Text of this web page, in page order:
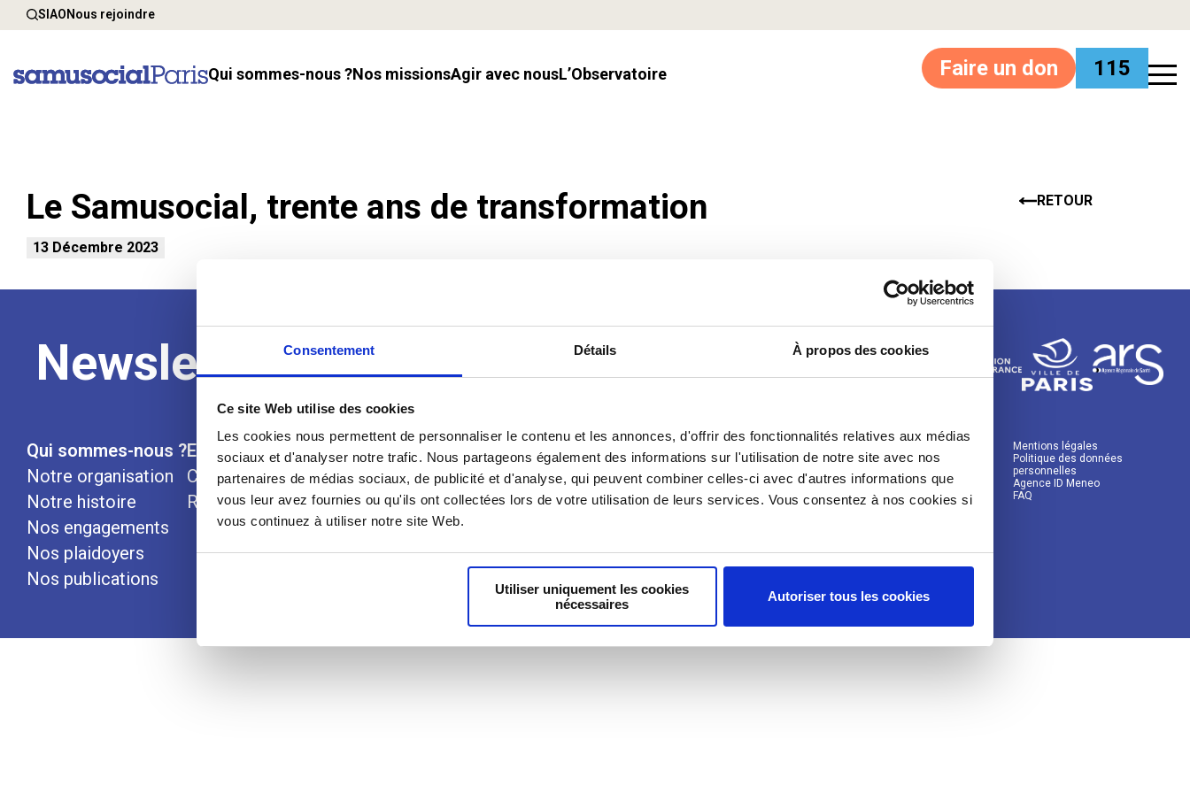
Consentement Détails À propos des cookies
Ce site Web utilise des cookies
Les cookies nous permettent de personnaliser le contenu et les annonces, d'offrir des fonctionnalités relatives aux médias
sociaux et d'analyser notre trafic. Nous partageons également des informations sur l'utilisation de notre site avec nos
partenaires de médias sociaux, de publicité et d'analyse, qui peuvent combiner celles-ci avec d'autres informations que
vous leur avez fournies ou qu'ils ont collectées lors de votre utilisation de leurs services. Vous consentez à nos cookies si
vous continuez à utiliser notre site Web.
Utiliser uniquement les cookies
nécessaires
Autoriser tous les cookies
SIAONous rejoindre
Qui sommes-nous ? Nos missions Agir avec nous l’Observatoire Faire un don 115
Le Samusocial, trente ans de transformation RETOUR
13 Décembre 2023
Newsletter
Qui sommes-nous ?
Notre organisation
Notre histoire
Nos engagements
Nos plaidoyers
Nos publications
Espace Presse
Communiqués
Revues de presse
Nous rejoindreNous contacterPodcasts
Mentions légales
Politique des données
personnelles
Agence ID Meneo
FAQ